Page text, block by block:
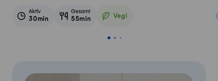
Aktiv
30min
Gesamt
55min Vegi
Vegetarisch